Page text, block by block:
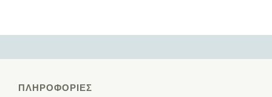
ΠΛΗΡΟΦΟΡΊΕΣ